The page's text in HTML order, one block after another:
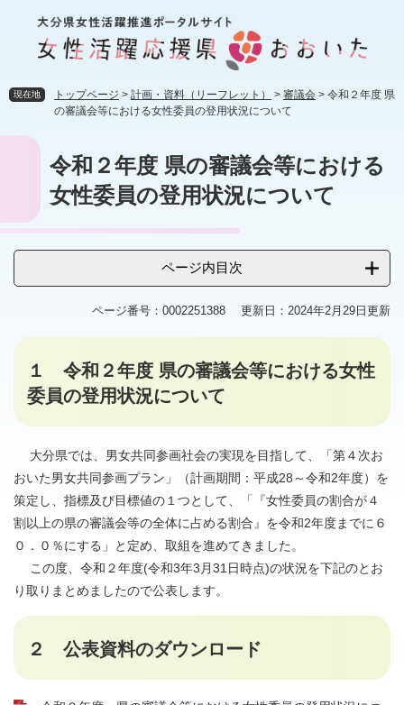
先
頭
を
飛
現在地 トップページ > 計画・資料（リーフレット） > 審議会 > 令和２年度 県
の審議会等における女性委員の登用状況について
令和２年度 県の審議会等における
女性委員の登用状況について
ページ内目次
ページ番号：0002251388 更新日：2024年2月29日更新
１ 令和２年度 県の審議会等における女性
委員の登用状況について
大分県では、男女共同参画社会の実現を目指して、「第４次お
おいた男女共同参画プラン」（計画期間：平成28～令和2年度）を
策定し、指標及び目標値の１つとして、「『女性委員の割合が４
割以上の県の審議会等の全体に占める割合』を令和2年度までに６
０．０％にする」と定め、取組を進めてきました。
この度、令和２年度(令和3年3月31日時点)の状況を下記のとお
り取りまとめましたので公表します。
２ 公表資料のダウンロード